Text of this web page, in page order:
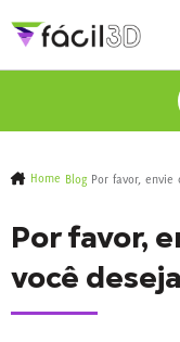
Home Blog Por favor,
Por favor,
você